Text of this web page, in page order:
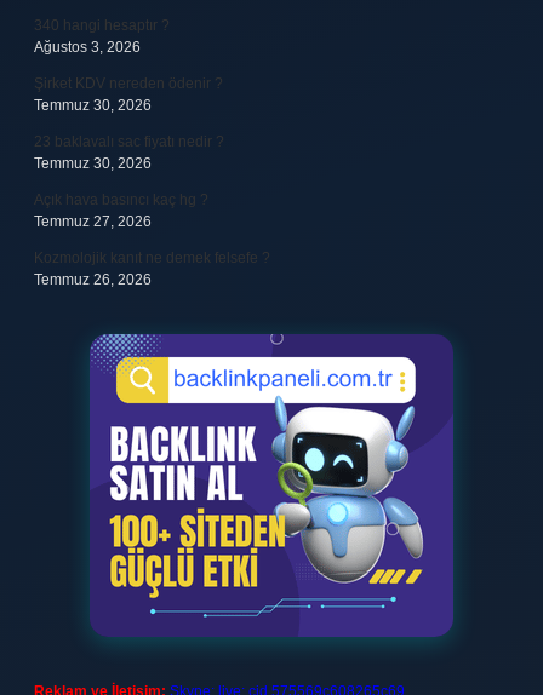
340 hangi hesaptır ?
Ağustos 3, 2026
Şirket KDV nereden ödenir ?
Temmuz 30, 2026
23 baklavalı sac fiyatı nedir ?
Temmuz 30, 2026
Açık hava basıncı kaç hg ?
Temmuz 27, 2026
Kozmolojik kanıt ne demek felsefe ?
Temmuz 26, 2026
Reklam ve İletişim: Skype: live:.cid.575569c608265c69